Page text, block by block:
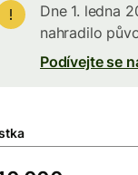
Dne 1. ledna
nahradilo
Podívejte se